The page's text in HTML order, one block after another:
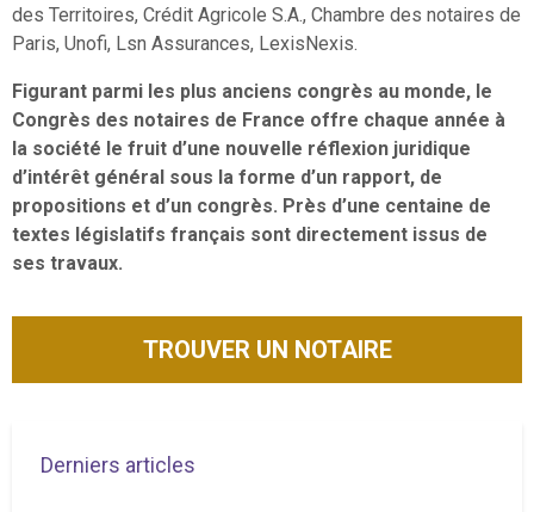
des Territoires, Crédit Agricole S.A., Chambre des notaires de
Paris, Unofi, Lsn Assurances, LexisNexis.
Figurant parmi les plus anciens congrès au monde, le
Congrès des notaires de France offre chaque année à
la société le fruit d’une nouvelle réflexion juridique
d’intérêt général sous la forme d’un rapport, de
propositions et d’un congrès. Près d’une centaine de
textes législatifs français sont directement issus de
ses travaux.
TROUVER UN NOTAIRE
Derniers articles